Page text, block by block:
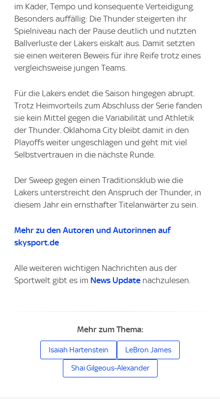
im Kader, Tempo und konsequente Verteidigung.
Besonders auffällig: Die Thunder steigerten ihr
Spielniveau nach der Pause deutlich und nutzten
Ballverluste der Lakers eiskalt aus. Damit setzten
sie einen weiteren Beweis für ihre Reife trotz eines
vergleichsweise jungen Teams.
Für die Lakers endet die Saison hingegen abrupt.
Trotz Heimvorteils zum Abschluss der Serie fanden
sie kein Mittel gegen die Variabilität und Athletik
der Thunder. Oklahoma City bleibt damit in den
Playoffs weiter ungeschlagen und geht mit viel
Selbstvertrauen in die nächste Runde.
Der Sweep gegen einen Traditionsklub wie die
Lakers unterstreicht den Anspruch der Thunder, in
diesem Jahr ein ernsthafter Titelanwärter zu sein.
Mehr zu den Autoren und Autorinnen auf
skysport.de
Alle weiteren wichtigen Nachrichten aus der
Sportwelt gibt es im News Update nachzulesen.
Mehr zum Thema:
Isaiah Hartenstein LeBron James
Shai Gilgeous-Alexander